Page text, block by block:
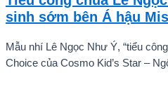
sinh sớm bên Á hậu
Mẫu nhí Lê Ngọc Như Ý, “tiểu
Choice của Cosmo Kid’s Star –